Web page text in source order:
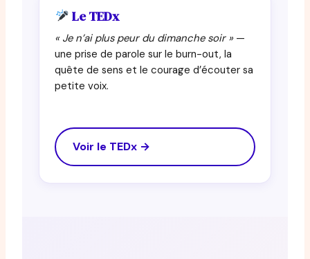
Le TEDx
« Je n’ai plus peur du dimanche soir » —
une prise de parole sur le burn-out, la
quête de sens et le courage d’écouter sa
petite voix.
Voir le TEDx →